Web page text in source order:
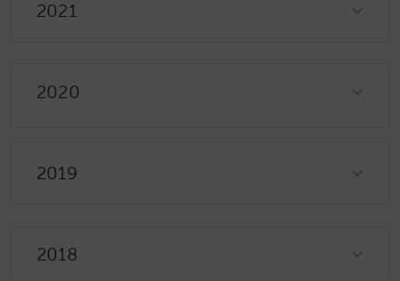
2021
2020
2019
2018